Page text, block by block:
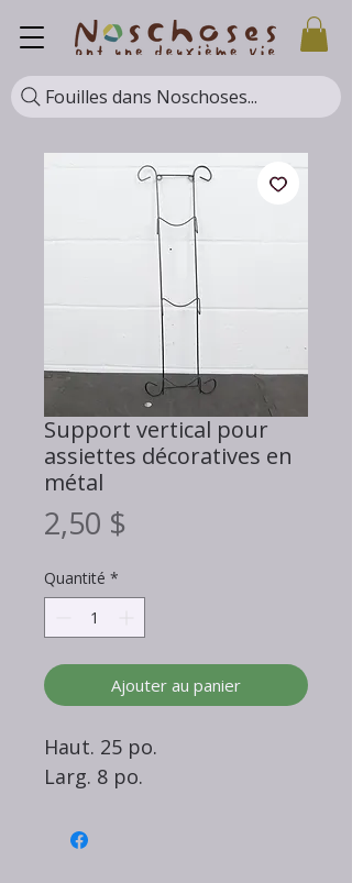
Fouilles dans Noschoses...
Support vertical pour
assiettes décoratives en
métal
2,50 $
Quantité *
Ajouter au panier
Haut. 25 po.
Larg. 8 po.